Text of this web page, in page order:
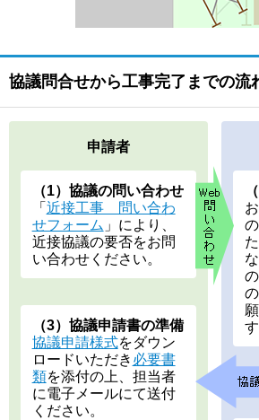
協議問合せから工事完了までの流
申請者
（1）協議の問い合わせ
「 近接工事 問い合わ
せフォーム 」により、
近接協議の要否をお問
い合わせください。
（3）協議申請書の準備
協議申請様式をダウン
ロードいただき 必要書
類を添付の上、担当者
に電子メールにて送付
ください。
す